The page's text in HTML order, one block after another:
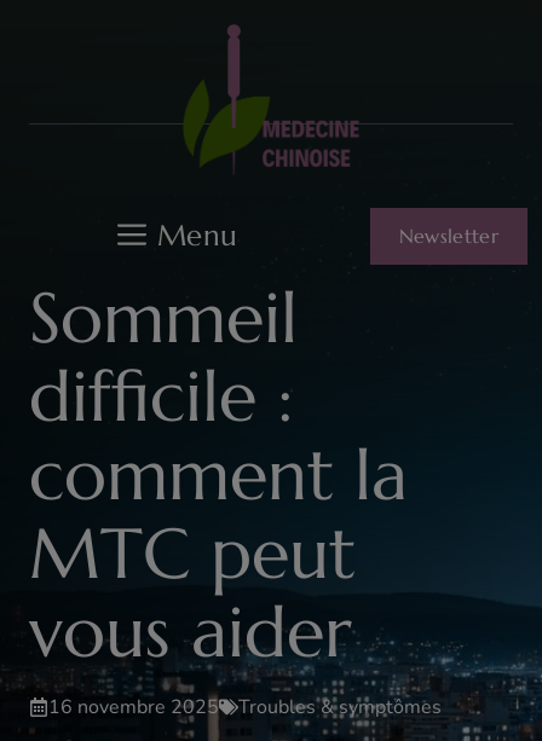
Menu Newsletter
Sommeil
difficile :
comment la
MTC peut
vous aider
16 novembre 2025 Troubles & symptômes